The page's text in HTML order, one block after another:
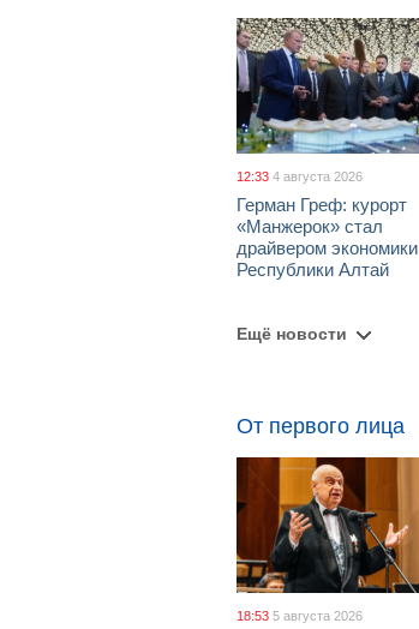
12:33 4 августа 2026
Герман Греф: курорт
«Манжерок» стал
драйвером экономики
Республики Алтай
Ещё новости
От первого лица
18:53 5 августа 2026